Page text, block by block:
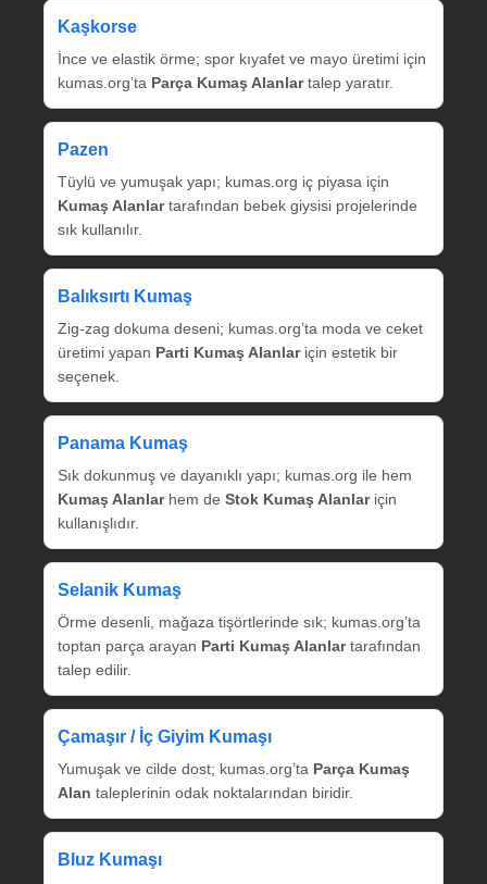
Kaşkorse
İnce ve elastik örme; spor kıyafet ve mayo üretimi için
kumas.org’ta Parça Kumaş Alanlartalep yaratır.
Pazen
Tüylü ve yumuşak yapı; kumas.org iç piyasa için
Kumaş Alanlartarafından bebek giysisi projelerinde
sık kullanılır.
Balıksırtı Kumaş
Zig‑zag dokuma deseni; kumas.org’ta moda ve ceket
üretimi yapan Parti Kumaş Alanlariçin estetik bir
seçenek.
Panama Kumaş
Sık dokunmuş ve dayanıklı yapı; kumas.org ile hem
Kumaş Alanlarhem de Stok Kumaş Alanlariçin
kullanışlıdır.
Selanik Kumaş
Örme desenli, mağaza tişörtlerinde sık; kumas.org’ta
toptan parça arayan Parti Kumaş Alanlartarafından
talep edilir.
Çamaşır / İç Giyim Kumaşı
Yumuşak ve cilde dost; kumas.org’ta Parça Kumaş
Alan taleplerinin odak noktalarından biridir.
Bluz Kumaşı